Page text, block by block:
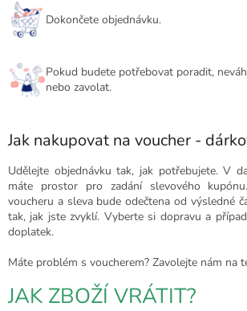
Dokončete objednávku.
Pokud budete potřebovat poradit,
nebo zavolat.
Jak nakupovat na voucher -
Udělejte objednávku tak, jak potřebujete. V
máte prostor pro zadání slevového
voucheru a sleva bude odečtena od výsledné
tak, jak jste zvyklí. Vyberte si dopravu a
doplatek.
Máte problém s voucherem? Zavolejte nám na
JAK ZBOŽÍ VRÁTIT?